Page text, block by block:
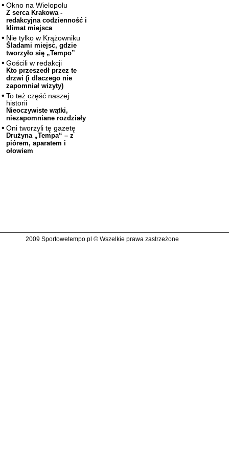
Okno na Wielopolu
Z serca Krakowa -
redakcyjna codzienność i
klimat miejsca
Nie tylko w Krążowniku
Śladami miejsc, gdzie
tworzyło się „Tempo”
Gościli w redakcji
Kto przeszedł przez te
drzwi (i dlaczego nie
zapomniał wizyty)
To też część naszej
historii
Nieoczywiste wątki,
niezapomniane rozdziały
Oni tworzyli tę gazetę
Drużyna „Tempa“ – z
piórem, aparatem i
ołowiem
2009 Sportowetempo.pl © Wszelkie prawa zastrzeżone